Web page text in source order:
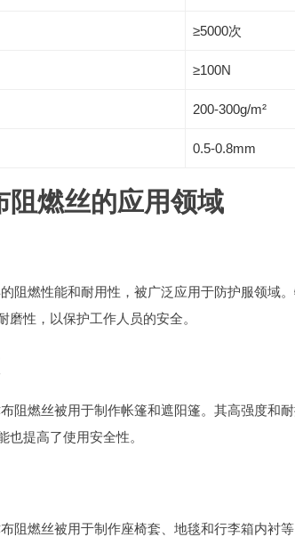
≥5000次
≥100N
200-300g/m²
0.5-0.8mm
阻燃丝的应用领域
阻燃性能和耐用性，被广泛应用于防护服领域
磨性，以保护工作人员的安全。
阻燃丝被用于制作帐篷和遮阳篷。其高强度和
也提高了使用安全性。
阻燃丝被用于制作座椅套、地毯和行李箱内衬